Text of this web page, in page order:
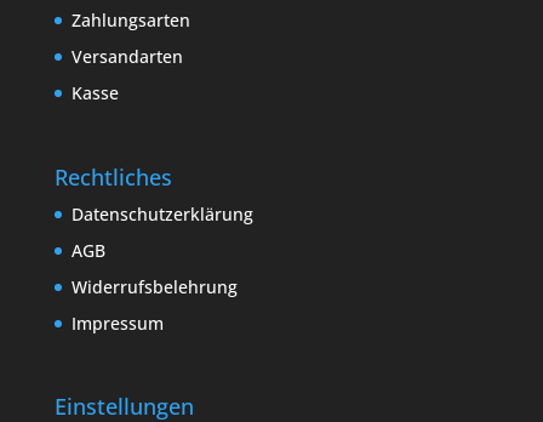
Zahlungsarten
Versandarten
Kasse
Rechtliches
Datenschutzerklärung
AGB
Widerrufsbelehrung
Impressum
Einstellungen